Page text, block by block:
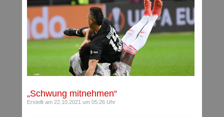
„Schwung mitnehmen“
Erstellt am 22.10.2021 um 05:26 Uhr